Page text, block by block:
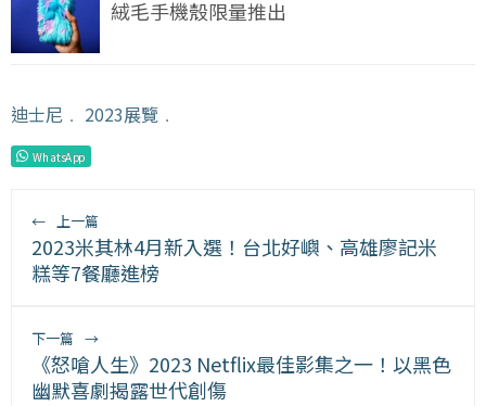
絨毛手機殼限量推出
迪士尼 ﹒ 2023展覽 ﹒
WhatsApp
← 上一篇
2023米其林4月新入選！台北好嶼、高雄廖記米
糕等7餐廳進榜
下一篇 →
《怒嗆人生》2023 Netflix最佳影集之一！以黑色
幽默喜劇揭露世代創傷